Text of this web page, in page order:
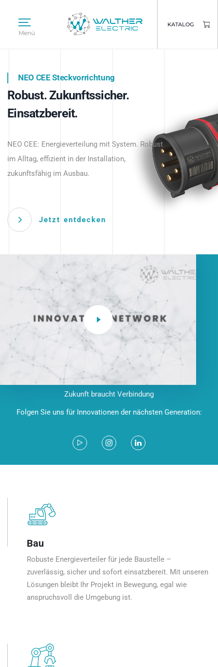
Menü
KATALOG
Intelligente Stromverteilung
beginnt hier.
NEO CEE Steckvorrichtung
Robust. Zukunftssicher.
Einsatzbereit.
NEO CEE: Energieverteilung mit System. Robust
im Alltag, effizient in der Installation,
zukunftsfähig im Ausbau.
Jetzt entdecken
Intelligenz trifft Energie.
Anwendungen – robust, IP-geschützt und
zukunftsfähig.
Zukunft braucht Verbindung
Folgen Sie uns für Innovationen der nächsten Generation:
Bau
Robuste Energieverteiler für jede Baustelle –
zuverlässig, sicher und sofort einsatzbereit. Mit unseren
Lösungen bleibt Ihr Projekt in Bewegung, egal wie
anspruchsvoll die Umgebung ist.